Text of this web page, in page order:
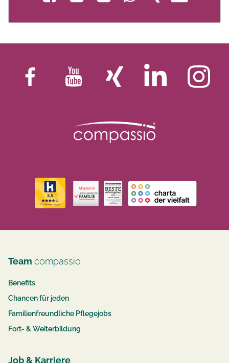
Team compassio
Benefits
Chancen für jeden
Familienfreundliche Pflegejobs
Fort- & Weiterbildung
Job & Karriere